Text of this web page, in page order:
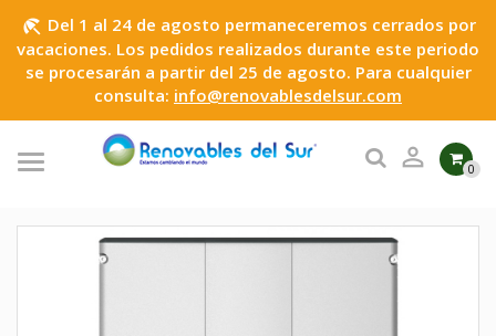
beach_access Del 1 al 24 de agosto permaneceremos cerrados por
vacaciones. Los pedidos realizados durante este periodo
se procesarán a partir del 25 de agosto. Para cualquier
consulta: info@renovablesdelsur.com
 0